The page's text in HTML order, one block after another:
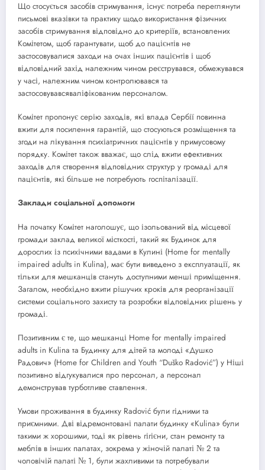
Що стосується засобів стримування, існує потреба переглянути
письмові вказівки та практику щодо використання фізичних
засобів стримування відповідно до критеріїв, встановлених
Комітетом, щоб гарантувати, щоб до пацієнтів не
застосовувалися заходи на очах інших пацієнтів і щоб
відповідний захід належним чином реєструвався, обмежувався
у часі, належним чином контролювався та
застосовувавсяваліфікованим персоналом.
Комітет пропонує серію заходів, які влада Сербії повинна
вжити для посилення гарантій, що стосуються розміщення та
згоди на лікування психіатричних пацієнтів у примусовому
порядку. Комітет також вважає, що слід вжити ефективних
заходів для створення відповідних структур у громаді для
пацієнтів, які більше не потребують госпіталізації.
Заклади соціальної допомоги
На початку Комітет наголошує, що ізольований від місцевої
громади заклад великої місткості, такий як Будинок для
дорослих із психічними вадами в Кулині (Home for mentally
impaired adults in Kulina), має бути виведено з експлуатації, як
тільки для мешканців стануть доступними менші приміщення.
Загалом, необхідно вжити рішучих кроків для реорганізації
системи соціального захисту та розробки відповідних рішень у
громаді.
Позитивним є те, що мешканці Home for mentally impaired
adults in Kulina та Будинку для дітей та молоді «Душко
Радович» (Home for Children and Youth “Duško Radović”) у Ніші
позитивно відгукувалися про персонал, а персонал
демонстрував турботливе ставлення.
Умови проживання в будинку Radović були гідними та
приємними. Дві відремонтовані палати будинку «Kulina» були
такими ж хорошими, тоді як рівень гігієни, стан ремонту та
меблів в інших палатах, зокрема у жіночій палаті № 2 та
чоловічій палаті № 1, були жахливими та потребували